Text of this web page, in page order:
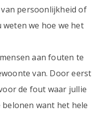
persoonlijkheid of
we hoe we het
aan fouten te
van. Door eerst
de fout waar jullie
want het hele